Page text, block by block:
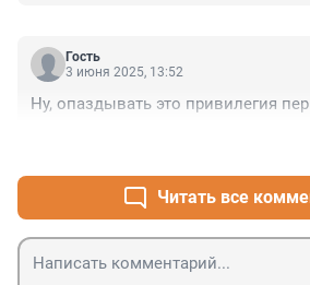
Гость
3 июня 2025, 13:52
Ну, опаздывать это привилегия
Читать все